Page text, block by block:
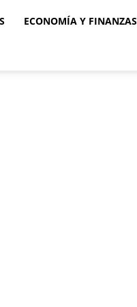
ECONOMÍA Y FINANZAS